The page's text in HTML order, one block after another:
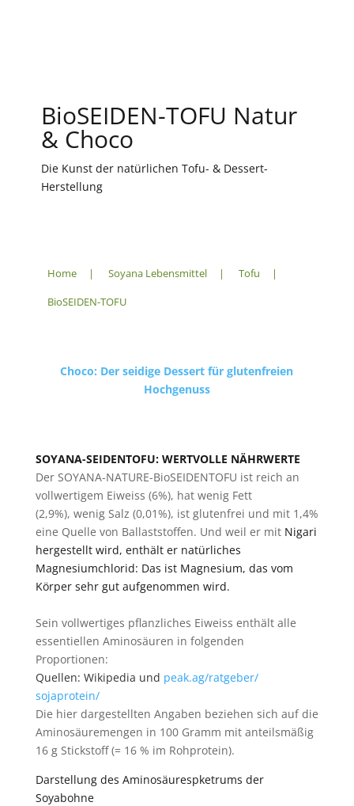
BioSEIDEN-TOFU Natur
& Choco
Die Kunst der natürlichen Tofu- & Dessert-
Herstellung
Home | Soyana Lebensmittel | Tofu
|
BioSEIDEN-TOFU
Choco: Der seidige Dessert für glutenfreien
Hochgenuss
SOYANA-SEIDENTOFU: WERTVOLLE NÄHRWERTE
Der SOYANA-NATURE-BioSEIDENTOFU ist reich an
vollwertigem Eiweiss (6%), hat wenig Fett
(2,9%), wenig Salz (0,01%), ist glutenfrei und mit 1,4%
eine Quelle von Ballaststoffen. Und weil er mitNigari
hergestellt wird, enthält er natürliches
Magnesiumchlorid: Das ist Magnesium, das vom
Körper sehr gut aufgenommen wird.
Sein vollwertiges pflanzliches Eiweiss enthält alle
essentiellen Aminosäuren in folgenden
Proportionen:
Quellen: Wikipedia und peak.ag/ratgeber/
sojaprotein/
Die hier dargestellten Angaben beziehen sich auf die
Aminosäuremengen in 100 Gramm mit anteilsmäßig
16 g Stickstoff (= 16 % im Rohprotein).
Darstellung des Aminosäurespketrums der
Soyabohne